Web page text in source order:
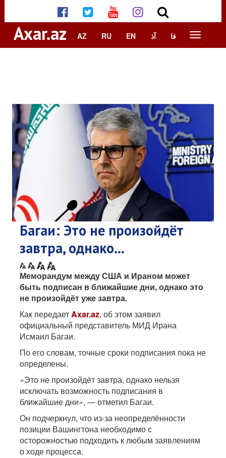
Axar.az AZ RU EN آذ فا
Багаи: Это не произойдёт
завтра, однако...
Меморандум между США и Ираном может
быть подписан в ближайшие дни, однако это
не произойдёт уже завтра.
Как передаетAxar.az, об этом заявил
официальный представитель МИД Ирана
Исмаил Багаи.
По его словам, точные сроки подписания пока не
определены.
«Это не произойдёт завтра, однако нельзя
исключать возможность подписания в
ближайшие дни», — отметил Багаи.
Он подчеркнул, что из-за неопределённости
позиции Вашингтона необходимо с
осторожностью подходить к любым заявлениям
о ходе процесса.